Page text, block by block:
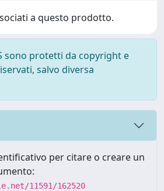
a questo prodotto.
sono protetti da copyright e
salvo diversa
per citare o creare un
11591/162520